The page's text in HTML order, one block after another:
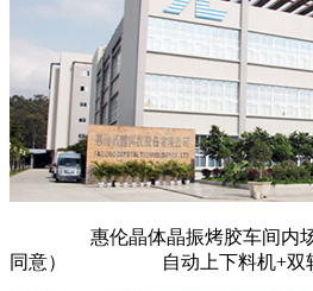
惠伦晶体晶振烤胶车间内场
同意） 自动上下料机+双轨